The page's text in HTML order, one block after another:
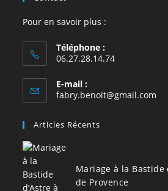
Pour en savoir plus :
Téléphone :
06.27.28.14.74
E-mail :
fabry.benoit@gmail.com
Articles Récents
Mariage à la Bastide
de Provence